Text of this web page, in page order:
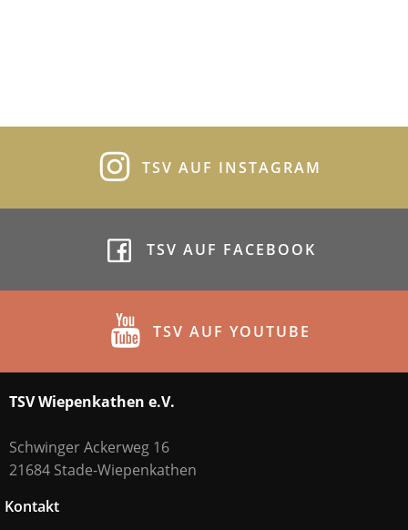
TSV AUF INSTAGRAM
TSV AUF FACEBOOK
TSV AUF YOUTUBE
TSV Wiepenkathen e.V.
Schwinger Ackerweg 16
21684 Stade-Wiepenkathen
Kontakt